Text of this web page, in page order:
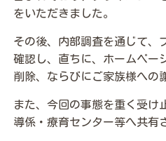
をいただきました。
その後、内部調査を通じて、
確認し、直ちに、ホームペー
削除、ならびにご家族様への
また、今回の事態を重く受け
導係・療育センター等へ共有